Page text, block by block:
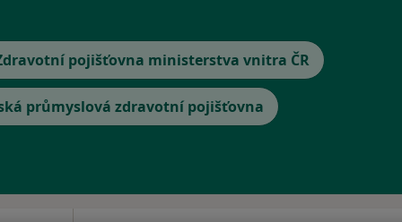
pojišťovna ministerstva vnitra ČR
průmyslová zdravotní pojišťovna